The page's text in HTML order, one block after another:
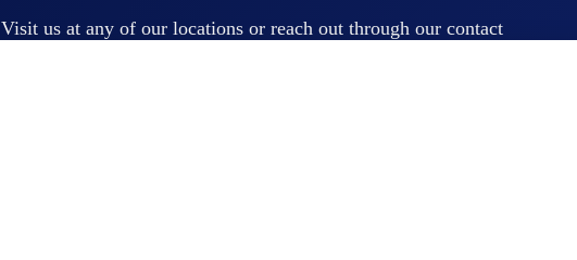
Visit us at any of our locations or reach out through our contact